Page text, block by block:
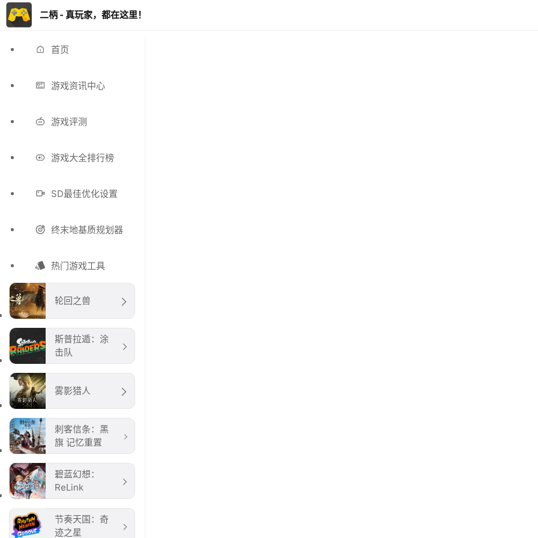
二柄 - 真玩家，都在这里！
首页
游戏资讯中心
游戏评测
游戏大全排行榜
SD最佳优化设置
终末地基质规划器
热门游戏工具
轮回之兽
斯普拉遁：涂
击队
雾影猎人
刺客信条：黑
旗 记忆重置
碧蓝幻想：
ReLink
节奏天国：奇
迹之星